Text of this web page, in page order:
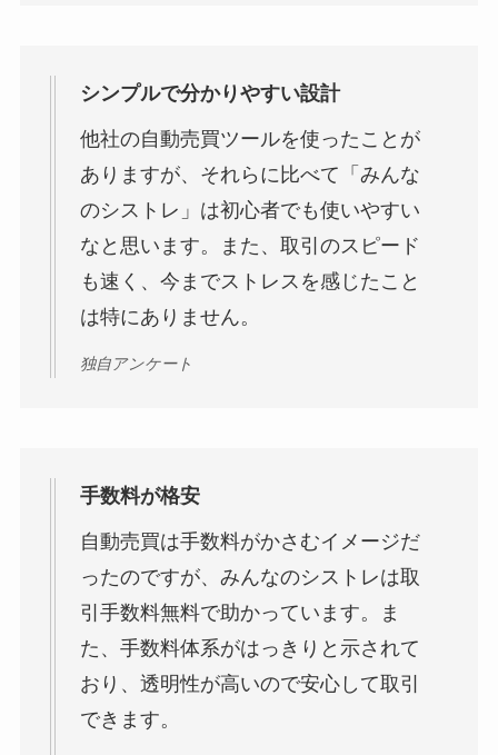
シンプルで分かりやすい設計
他社の自動売買ツールを使ったことが
ありますが、それらに比べて「みんな
のシストレ」は初心者でも使いやすい
なと思います。また、取引のスピード
も速く、今までストレスを感じたこと
は特にありません。
独自アンケート
手数料が格安
自動売買は手数料がかさむイメージだ
ったのですが、みんなのシストレは取
引手数料無料で助かっています。ま
た、手数料体系がはっきりと示されて
おり、透明性が高いので安心して取引
できます。